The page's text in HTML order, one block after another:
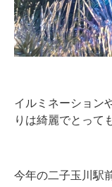
イルミネーション
りは綺麗でとって
今年の二子玉川駅